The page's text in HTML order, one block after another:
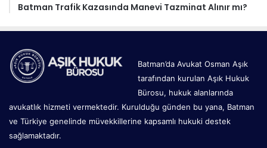
Batman Trafik Kazasında Manevi Tazminat Alınır mı?
Batman’da Avukat Osman Aşık
tarafından kurulan Aşık Hukuk
Bürosu, hukuk alanlarında
avukatlık hizmeti vermektedir. Kurulduğu günden bu yana, Batman
ve Türkiye genelinde müvekkillerine kapsamlı hukuki destek
sağlamaktadır.